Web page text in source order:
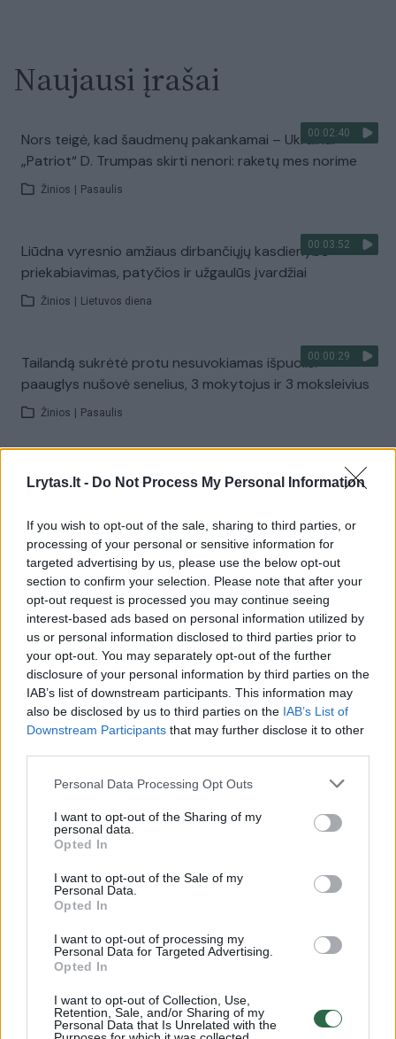
Lrytas.lt - Do Not Process My Personal Information
If you wish to opt-out of the sale, sharing to third parties, or
processing of your personal or sensitive information for
targeted advertising by us, please use the below opt-out
section to confirm your selection. Please note that after your
opt-out request is processed you may continue seeing
interest-based ads based on personal information utilized by
us or personal information disclosed to third parties prior to
your opt-out. You may separately opt-out of the further
disclosure of your personal information by third parties on the
IAB’s list of downstream participants. This information may
also be disclosed by us to third parties on the IAB’s List of
Downstream Participants that may further disclose it to other
Personal Data Processing Opt Outs
I want to opt-out of the Sharing of my
personal data.
Opted In
I want to opt-out of the Sale of my
Personal Data.
Opted In
I want to opt-out of processing my
Personal Data for Targeted Advertising.
Opted In
I want to opt-out of Collection, Use,
Retention, Sale, and/or Sharing of my
Personal Data that Is Unrelated with the
Naujausi įrašai
00:02:40
Nors teigė, kad šaudmenų pakankamai – Ukrainai
„Patriot“ D. Trumpas skirti nenori: raketų mes norime
Žinios Pasaulis
00:03:52
Liūdna vyresnio amžiaus dirbančiųjų kasdienybė –
priekabiavimas, patyčios ir užgaulūs įvardžiai
Žinios Lietuvos diena
00:00:29
Tailandą sukrėtė protu nesuvokiamas išpuolis:
paauglys nušovė senelius, 3 mokytojus ir 3 moksleivius
Žinios Pasaulis
00:02:08
Aukštaitijos pučiamųjų orkestras Nyderlanduose
apgynė čempionų vardą
Žinios | Lietuvos diena
Visi įrašai
Žiūrimiausi įrašai
00:00:30
Vaizdai iš tragiškos avarijos Vilniaus r.: dviejų moterų ir
vaiko gyvybių išgelbėti nepavyko
Žinios | Lietuvos diena
Savaitės vidurys nusimato karštas: temperatūra kils iki
Žinios | Orai
00:00:59
Nufilmavo, kaip patvino Vilniaus Vakarinis aplinkkelis:
vaizdas pribloškia
Žinios | Lietuvos diena